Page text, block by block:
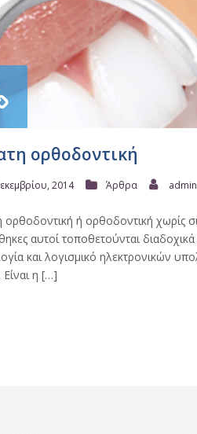
ορθοδοντική
2014 Άρθρα admin
ορθοδοντική ή ορθοδοντική χωρίς
αυτοί τοποθετούνται
και λογισμικό ηλεκτρονικών
Είναι η […]